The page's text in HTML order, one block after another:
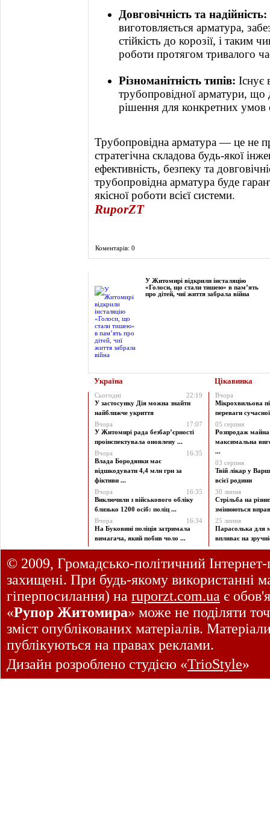
Довговічність та надійність:
виготовляється арматура,
стійкість до корозії, і таким
роботи протягом тривалого
Різноманітність типів: Існує
трубопровідної арматури, що
рішення для конкретних умов
Трубопровідна арматура — це не
стратегічна складова будь-якої
ефективність, безпеку та
трубопровідна арматура буде
якісної роботи всієї системи.
RuporZT
Коментарів: 0
У Житомирі відкрили інсталяцію
«Голоси, що стали тишею» в пам’ять
про дітей, чиї життя забрала війна
Україна Цікавинка
Сьогодні
22:19
У застосунку Дія можна знайти
найближче укриття
Вчора
17:07
У Житомирі рада безбар’єрності
проінспектувала оновлену ...
Вчора
16:35
Влада Бородянки має
відшкодувати 4,4 млн грн за
фіктивн ...
Вчора
16:35
Виключили з військового обліку
близько 1200 осіб: поліц ...
Вчора
16:34
На Буковині поліція затримала
вимагача, який побив чоло ...
Вчора
Мікрохвильова
переваги
05 серпня
Розпродаж майна
максимальна
...
03 серпня
Твій лікар у
всієї родини
30 липня
Стрільба на
змінюються
25 липня
Парасолька для
впливає на
© 2009, Громадсько-політичний
захищені. При будь-якому використанні
гіперпосилання) на ruporzt.com.ua є
«Рупор Житомира» може не поділяти
зміст опублікованих матеріалів.
публікуються на правах реклами.
Дизайн розроблено студією «TrioStyle»